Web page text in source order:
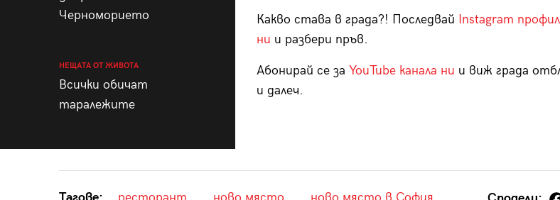
Черноморието
НЕЩАТА ОТ ЖИВОТА
Всички обичат
таралежите
Какво става в града?! Последвай Instagram
ни и разбери пръв.
Абонирай се за YouTube канала ни и виж града
и далеч.